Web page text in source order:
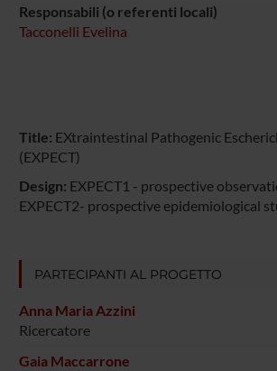
Responsabili (o referenti locali)
Tacconelli Evelina
Title: EXtraintestinal Pathogenic
(EXPECT)
Design: EXPECT1 - prospective
EXPECT2- prospective epidemiological
PARTECIPANTI AL PROGETTO
Anna Maria Azzini
Ricercatore
Gaia Maccarrone